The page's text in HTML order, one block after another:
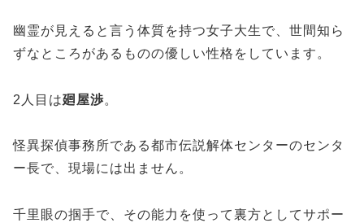
幽霊が見えると言う体質を持つ女子大生で、世間知ら
ずなところがあるものの優しい性格をしています。
2人目は廻屋渉。
怪異探偵事務所である都市伝説解体センターのセンタ
ー長で、現場には出ません。
千里眼の掴手で、その能力を使って裏方としてサポー